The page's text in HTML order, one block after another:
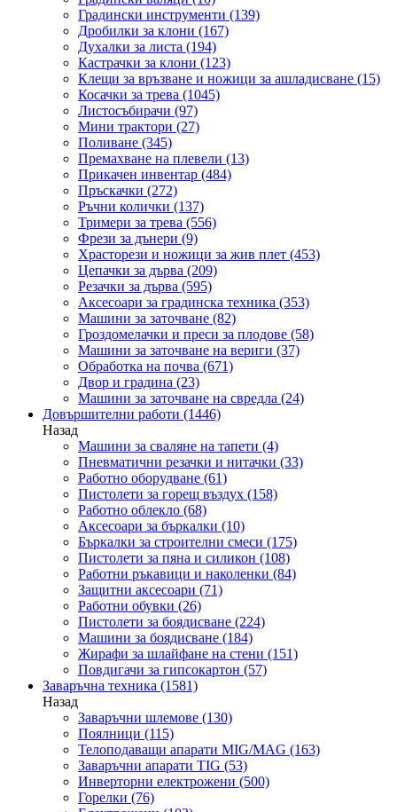
Градински инструменти (139)
Дробилки за клони (167)
Духалки за листа (194)
Кастрачки за клони (123)
Клещи за връзване и ножици за ашладисване (15)
Косачки за трева (1045)
Листосъбирачи (97)
Мини трактори (27)
Поливане (345)
Премахване на плевели (13)
Прикачен инвентар (484)
Пръскачки (272)
Ръчни колички (137)
Тримери за трева (556)
Фрези за дънери (9)
Храсторези и ножици за жив плет (453)
Цепачки за дърва (209)
Резачки за дърва (595)
Аксесоари за градинска техника (353)
Машини за заточване (82)
Гроздомелачки и преси за плодове (58)
Машини за заточване на вериги (37)
Обработка на почва (671)
Двор и градина (23)
Машини за заточване на свредла (24)
Довършителни работи (1446)
Назад
Машини за сваляне на тапети (4)
Пневматични резачки и нитачки (33)
Работно оборудване (61)
Пистолети за горещ въздух (158)
Работно облекло (68)
Аксесоари за бъркалки (10)
Бъркалки за строителни смеси (175)
Пистолети за пяна и силикон (108)
Работни ръкавици и наколенки (84)
Защитни аксесоари (71)
Работни обувки (26)
Пистолети за боядисване (224)
Машини за боядисване (184)
Жирафи за шлайфане на стени (151)
Повдигачи за гипсокартон (57)
Заваръчна техника (1581)
Назад
Заваръчни шлемове (130)
Поялници (115)
Телоподаващи апарати MIG/MAG (163)
Заваръчни апарати TIG (53)
Инверторни електрожени (500)
Горелки (76)